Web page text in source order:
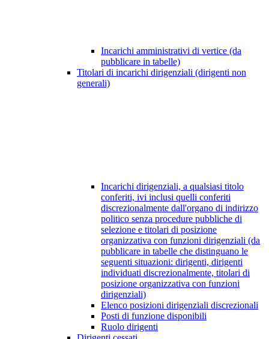
Incarichi amministrativi di vertice (da
pubblicare in tabelle)
Titolari di incarichi dirigenziali (dirigenti non
generali)
Incarichi dirigenziali, a qualsiasi titolo
conferiti, ivi inclusi quelli conferiti
discrezionalmente dall'organo di indirizzo
politico senza procedure pubbliche di
selezione e titolari di posizione
organizzativa con funzioni dirigenziali (da
pubblicare in tabelle che distinguano le
seguenti situazioni: dirigenti, dirigenti
individuati discrezionalmente, titolari di
posizione organizzativa con funzioni
dirigenziali)
Elenco posizioni dirigenziali discrezionali
Posti di funzione disponibili
Ruolo dirigenti